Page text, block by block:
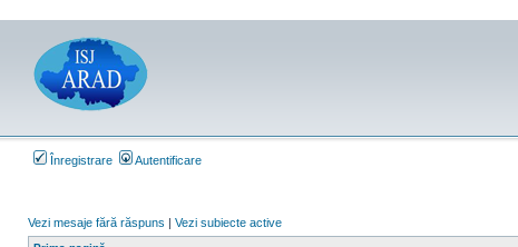
Înregistrare Autentificare
Vezi mesaje fără răspuns | Vezi subiecte active